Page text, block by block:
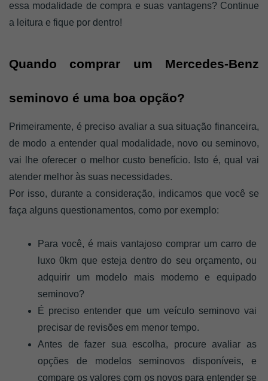
essa modalidade de compra e suas vantagens? Continue
a leitura e fique por dentro!
Quando comprar um Mercedes-Benz
seminovo é uma boa opção?
Primeiramente, é preciso avaliar a sua situação financeira,
de modo a entender qual modalidade, novo ou seminovo,
vai lhe oferecer o melhor custo benefício. Isto é, qual vai
atender melhor às suas necessidades.
Por isso, durante a consideração, indicamos que você se
faça alguns questionamentos, como por exemplo:
Para você, é mais vantajoso comprar um carro de
luxo 0km que esteja dentro do seu orçamento, ou
adquirir um modelo mais moderno e equipado
seminovo?
É preciso entender que um veículo seminovo vai
precisar de revisões em menor tempo.
Antes de fazer sua escolha, procure avaliar as
opções de modelos seminovos disponíveis, e
compare os valores com os novos para entender se